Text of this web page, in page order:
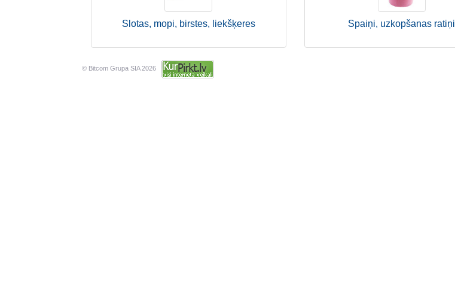
Slotas, mopi, birstes, liekšķeres Spaiņi, uzkopšanas ratiņi
© Bitcom Grupa SIA 2026